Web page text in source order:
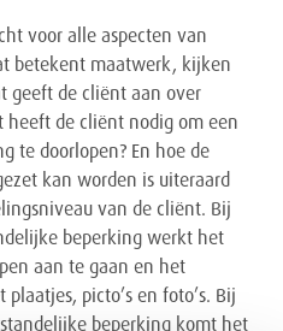
voor alle aspecten van
betekent maatwerk, kijken
geeft de cliënt aan over
heeft de cliënt nodig om een
te doorlopen? En hoe de
kan worden is uiteraard
van de cliënt. Bij
beperking werkt het
aan te gaan en het
picto’s en foto’s. Bij
beperking komt het